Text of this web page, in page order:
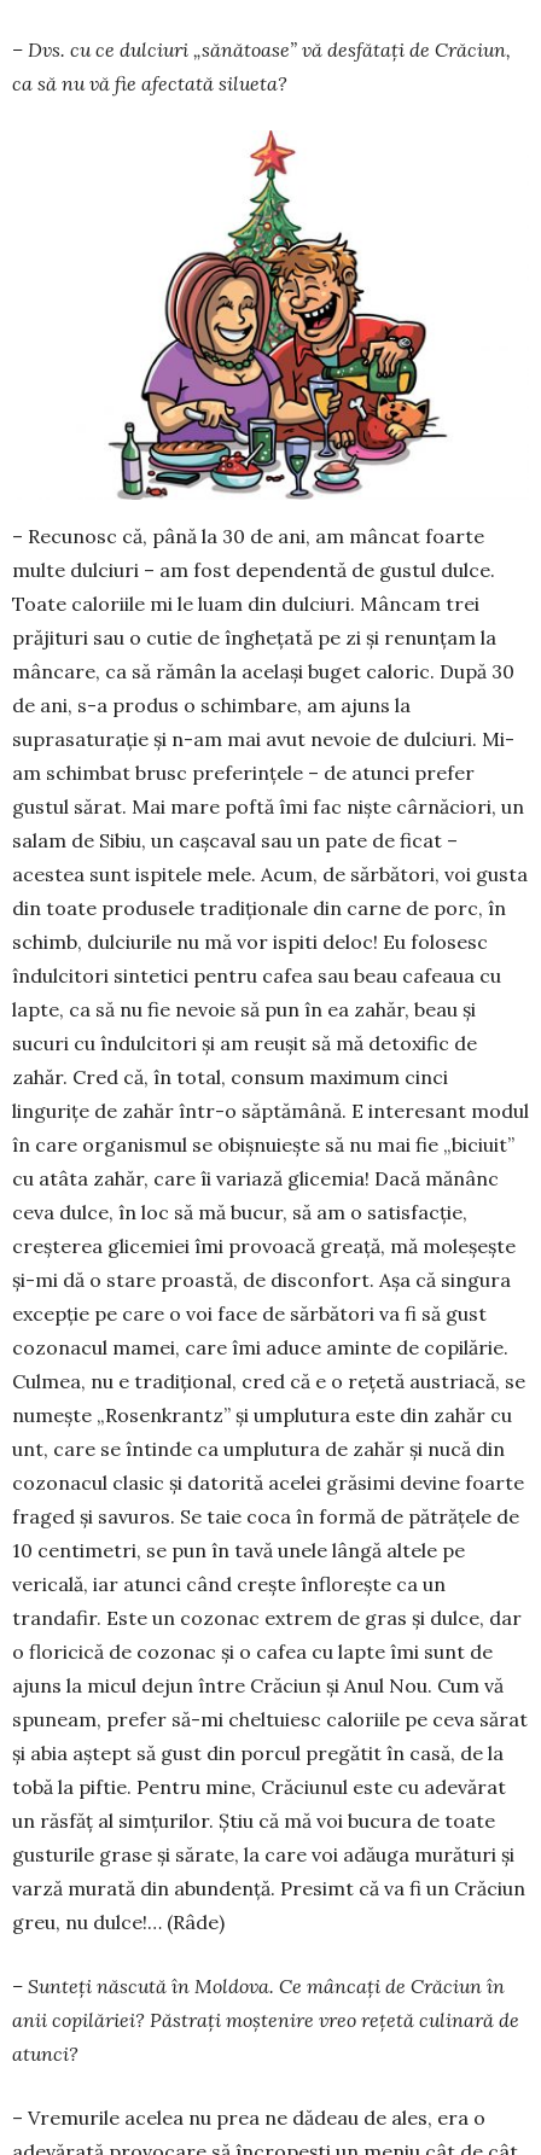
– Dvs. cu ce dulciuri „sănătoase” vă desfătați de Crăciun,
ca să nu vă fie afectată silueta?
– Recunosc că, până la 30 de ani, am mâncat foarte
multe dulciuri – am fost dependentă de gustul dulce.
Toate caloriile mi le luam din dulciuri. Mân­cam trei
prăjituri sau o cutie de înghețată pe zi și renunțam la
mâncare, ca să rămân la același buget caloric. După 30
de ani, s-a produs o schimbare, am ajuns la
suprasaturație și n-am mai avut nevoie de dulciuri. Mi-
am schimbat brusc preferințele – de atunci prefer
gustul sărat. Mai mare poftă îmi fac niște cârnăciori, un
salam de Sibiu, un cașcaval sau un pate de ficat –
acestea sunt ispitele mele. Acum, de sărbători, voi gusta
din toate produsele tradi­ționale din carne de porc, în
schimb, dulciurile nu mă vor ispiti deloc! Eu folosesc
îndulcitori sintetici pentru cafea sau beau cafeaua cu
lapte, ca să nu fie nevoie să pun în ea zahăr, beau și
sucuri cu îndul­citori și am reușit să mă detoxific de
zahăr. Cred că, în total, consum maximum cinci
lingurițe de zahăr într-o săptămână. E interesant modul
în care orga­nismul se obișnuiește să nu mai fie „biciuit”
cu atâta zahăr, care îi variază glicemia! Dacă mănânc
ceva dulce, în loc să mă bucur, să am o satisfacție,
crește­rea glicemiei îmi provoacă greață, mă moleșește
și-mi dă o stare proastă, de disconfort. Așa că singu­ra
excepție pe care o voi face de sărbători va fi să gust
cozonacul mamei, care îmi aduce aminte de copilă­rie.
Culmea, nu e tradițional, cred că e o rețetă aus­tria­că, se
numește „Rosenkrantz” și umplutura este din zahăr cu
unt, care se întinde ca umplutura de zahăr și nucă din
cozonacul clasic și datorită acelei grăsimi devine foarte
fraged și savuros. Se taie coca în formă de pătrățele de
10 centimetri, se pun în tavă unele lângă altele pe
vericală, iar atunci când crește înflorește ca un
trandafir. Este un cozonac extrem de gras și dulce, dar
o floricică de cozonac și o cafea cu lapte îmi sunt de
ajuns la mi­cul dejun între Crăciun și Anul Nou. Cum vă
spu­neam, prefer să-mi cheltuiesc caloriile pe ceva sărat
și abia aștept să gust din porcul pregătit în casă, de la
tobă la piftie. Pentru mine, Crăciunul este cu adevărat
un răsfăț al simțurilor. Știu că mă voi bu­cura de toate
gusturile grase și sărate, la care voi adăuga murături și
varză murată din abundență. Pre­simt că va fi un Crăciun
greu, nu dul­ce!… (Râde)
– Sunteți născută în Moldo­va. Ce mâncați de Crăciun în
anii copi­lăriei? Păstrați moște­ni­re vreo rețetă culinară de
atunci?
– Vremurile acelea nu prea ne dădeau de ales, era o